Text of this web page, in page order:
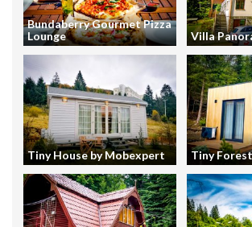
Bundaberry Gourmet Pizza
Lounge
Villa
Tiny House by Mobexpert Tiny